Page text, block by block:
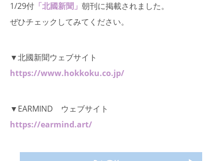
1/29付 「北國新聞」 朝刊に掲載されました。
ぜひチェックしてみてください。
▼北國新聞ウェブサイト
https://www.hokkoku.co.jp/
▼EARMIND ウェブサイト
https://earmind.art/